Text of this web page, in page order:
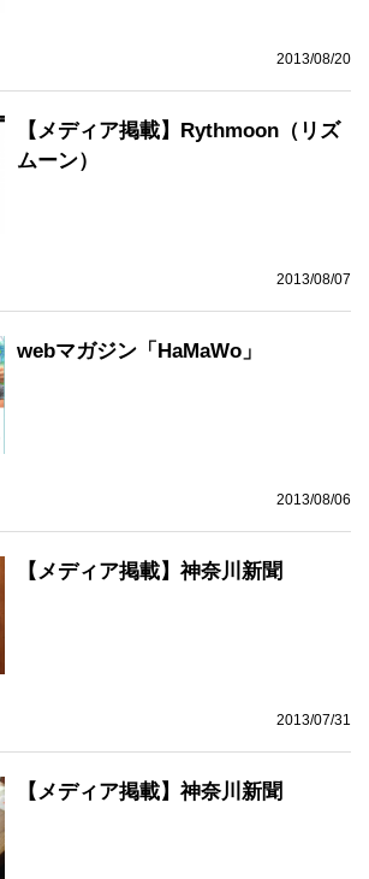
2013/08/20
【メディア掲載】Rythmoon（リズ
ムーン）
2013/08/07
webマガジン「HaMaWo」
2013/08/06
【メディア掲載】神奈川新聞
2013/07/31
【メディア掲載】神奈川新聞